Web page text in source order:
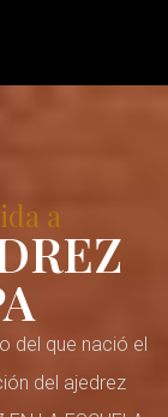
a
del que nació el
del ajedrez